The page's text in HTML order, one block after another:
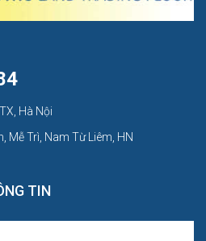
Hà Nội
Mễ Trì, Nam Từ Liêm, HN
TIN